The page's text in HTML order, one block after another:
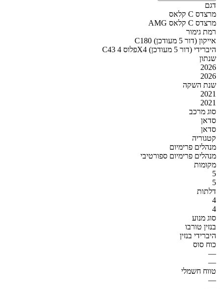
דגם
מרצדס C קלאס
מרצדס C קלאס AMG
רמת גימור
C180 אייקון (דור 5 מעודכן)
C43 פלוס 4X4 היברידי (דור 5 מעודכן)
שנתון
2026
2026
שנת השקה
2021
2021
סוג מרכב
סדאן
סדאן
קטגוריה
מנהלים פרימיום
מנהלים פרימיום ספורטיבי
מקומות
5
5
דלתות
4
4
סוג מנוע
בנזין טורבו
היברידי בנזין
כוח סוס
—
—
טווח חשמלי
—